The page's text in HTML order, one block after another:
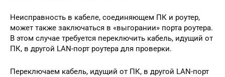
Неисправность в кабеле, соединяющем ПК и роутер,
может также заключаться в «выгорании» порта роутера.
В этом случае требуется переключить кабель, идущий от
ПК, в другой LAN-порт роутера для проверки.
Переключаем кабель, идущий от ПК, в другой LAN-порт